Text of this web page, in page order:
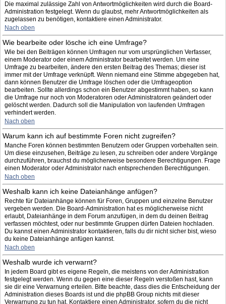
Die maximal zulässige Zahl von Antwortmöglichkeiten wird durch die Board-
Administration festgelegt. Wenn du glaubst, mehr Antwortmöglichkeiten als
zugelassen zu benötigen, kontaktiere einen Administrator.
Nach oben
Wie bearbeite oder lösche ich eine Umfrage?
Wie bei den Beiträgen können Umfragen nur vom ursprünglichen Verfasser,
einem Moderator oder einem Administrator bearbeitet werden. Um eine
Umfrage zu bearbeiten, ändere den ersten Beitrag des Themas; dieser ist
immer mit der Umfrage verknüpft. Wenn niemand eine Stimme abgegeben hat,
dann können Benutzer die Umfrage löschen oder die Umfrageoption
bearbeiten. Sollte allerdings schon ein Benutzer abgestimmt haben, so kann
die Umfrage nur noch von Moderatoren oder Administratoren geändert oder
gelöscht werden. Dadurch soll die Manipulation von laufenden Umfragen
verhindert werden.
Nach oben
Warum kann ich auf bestimmte Foren nicht zugreifen?
Manche Foren können bestimmten Benutzern oder Gruppen vorbehalten sein.
Um diese einzusehen, Beiträge zu lesen, zu schreiben oder andere Vorgänge
durchzuführen, brauchst du möglicherweise besondere Berechtigungen. Frage
einen Moderator oder Administrator nach entsprechenden Berechtigungen.
Nach oben
Weshalb kann ich keine Dateianhänge anfügen?
Rechte für Dateianhänge können für Foren, Gruppen und einzelne Benutzer
vergeben werden. Die Board-Administration hat es möglicherweise nicht
erlaubt, Dateianhänge in dem Forum anzufügen, in dem du deinen Beitrag
verfassen möchtest, oder nur bestimmte Gruppen dürfen Dateien hochladen.
Du kannst einen Administrator kontaktieren, falls du dir nicht sicher bist, wieso
du keine Dateianhänge anfügen kannst.
Nach oben
Weshalb wurde ich verwarnt?
In jedem Board gibt es eigene Regeln, die meistens von der Administration
festgelegt werden. Wenn du gegen eine dieser Regeln verstoßen hast, kann
sie dir eine Verwarnung erteilen. Bitte beachte, dass dies die Entscheidung der
Administration dieses Boards ist und die phpBB Group nichts mit dieser
Verwarnung zu tun hat. Kontaktiere einen Administrator, sofern du die nicht